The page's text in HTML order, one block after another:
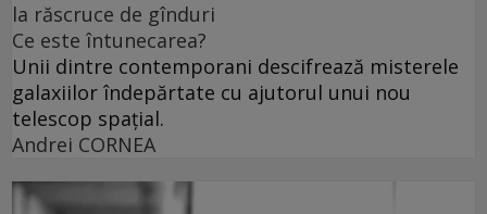
la răscruce de gînduri
Ce este întunecarea?
Unii dintre contemporani descifrează misterele
galaxiilor îndepărtate cu ajutorul unui nou
telescop spațial.
Andrei CORNEA